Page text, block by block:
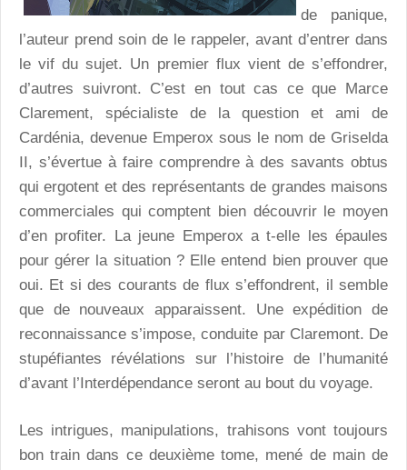
de panique,
l’auteur prend soin de le rappeler, avant d’entrer dans
le vif du sujet. Un premier flux vient de s’effondrer,
d’autres suivront. C’est en tout cas ce que Marce
Clarement, spécialiste de la question et ami de
Cardénia, devenue Emperox sous le nom de Griselda
II, s’évertue à faire comprendre à des savants obtus
qui ergotent et des représentants de grandes maisons
commerciales qui comptent bien découvrir le moyen
d’en profiter. La jeune Emperox a t-elle les épaules
pour gérer la situation ? Elle entend bien prouver que
oui. Et si des courants de flux s’effondrent, il semble
que de nouveaux apparaissent. Une expédition de
reconnaissance s’impose, conduite par Claremont. De
stupéfiantes révélations sur l’histoire de l’humanité
d’avant l’Interdépendance seront au bout du voyage.
Les intrigues, manipulations, trahisons vont toujours
bon train dans ce deuxième tome, mené de main de